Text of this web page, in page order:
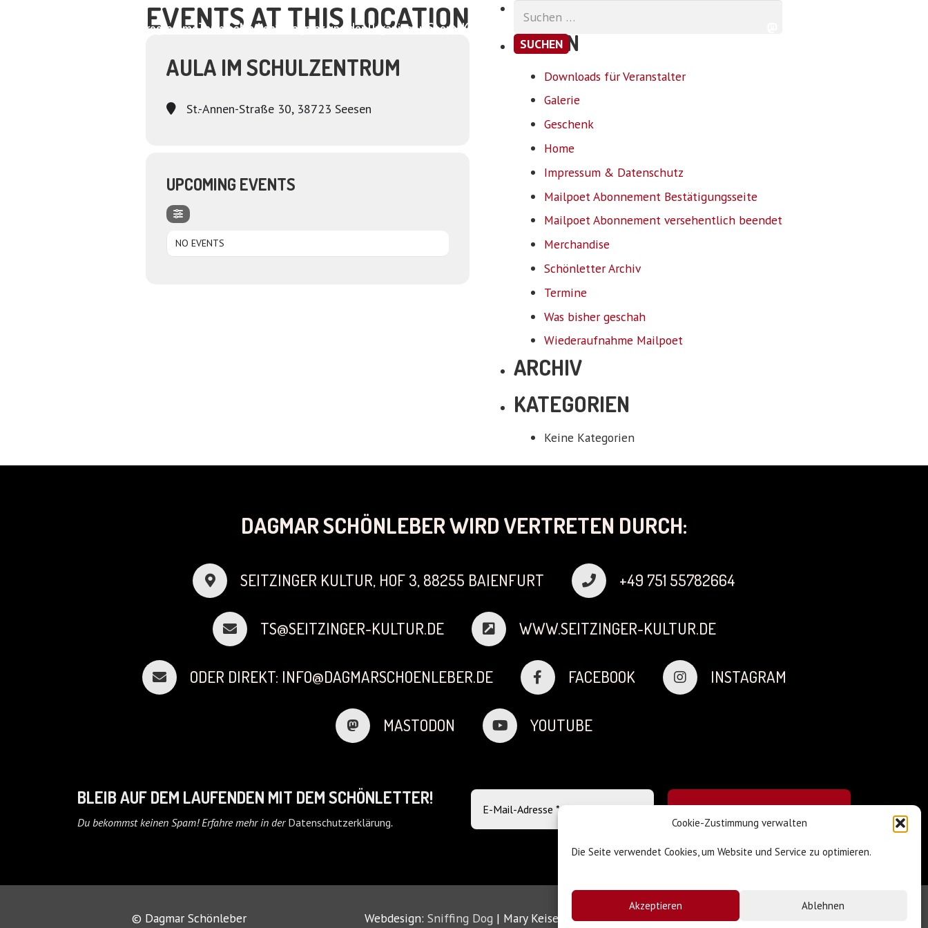
Cookie-Zustimmung verwalten
Die Seite verwendet Cookies, um Website und Service zu optimieren.
Akzeptieren Ablehnen
ProgrammeTermineMedien Dagmar und der Organismus Shop Kontakt
EVENTS AT THIS LOCATION
AULA IM SCHULZENTRUM
St.-Annen-Straße 30, 38723 Seesen
UPCOMING EVENTS
NO EVENTS
nach:
SEITEN
Downloads für Veranstalter
Galerie
Geschenk
Home
Impressum & Datenschutz
Mailpoet Abonnement Bestätigungsseite
Mailpoet Abonnement versehentlich beendet
Merchandise
Schönletter Archiv
Termine
Was bisher geschah
Wiederaufnahme Mailpoet
ARCHIV
KATEGORIEN
Keine Kategorien
DAGMAR SCHÖNLEBER WIRD VERTRETEN DURCH:
SEITZINGER KULTUR, HOF 3, 88255 BAIENFURT +49 751 55782664
TS@SEITZINGER-KULTUR.DE WWW.SEITZINGER-KULTUR.DE
ODER DIREKT: INFO@DAGMARSCHOENLEBER.DE FACEBOOK INSTAGRAM
MASTODON YOUTUBE
BLEIB AUF DEM LAUFENDEN MIT DEM SCHÖNLETTER!
Du bekommst keinen Spam! Erfahre mehr in der Datenschutzerklärung.
© Dagmar Schönleber Webdesign:Sniffing Dog | Mary Keiser Impressum & Datenschutz